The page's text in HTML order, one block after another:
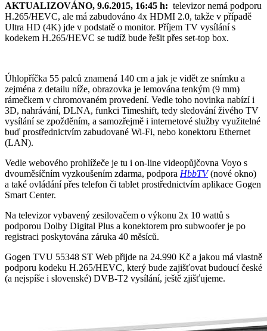
AKTUALIZOVÁNO, 9.6.2015, 16:45 h: televizor nemá podporu
H.265/HEVC, ale má zabudováno 4x HDMI 2.0, takže v případě
Ultra HD (4K) jde v podstatě o monitor. Příjem TV vysílání s
kodekem H.265/HEVC se tudíž bude řešit přes set-top box.
Úhlopříčka 55 palců znamená 140 cm a jak je vidět ze snímku a
zejména z detailu níže, obrazovka je lemována tenkým (9 mm)
rámečkem v chromovaném provedení. Vedle toho novinka nabízí i
3D, nahrávání, DLNA, funkci Timeshift, tedy sledování živého TV
vysílání se zpožděním, a samozřejmě i internetové služby využitelné
buď prostřednictvím zabudované Wi-Fi, nebo konektoru Ethernet
(LAN).
Vedle webového prohlížeče je tu i on-line videopůjčovna Voyo s
dvouměsíčním vyzkoušením zdarma, podpora HbbTV(nové okno)
a také ovládání přes telefon či tablet prostřednictvím aplikace Gogen
Smart Center.
Na televizor vybavený zesilovačem o výkonu 2x 10 wattů s
podporou Dolby Digital Plus a konektorem pro subwoofer je po
registraci poskytována záruka 40 měsíců.
Gogen TVU 55348 ST Web přijde na 24.990 Kč a jakou má vlastně
podporu kodeku H.265/HEVC, který bude zajišťovat budoucí české
(a nejspíše i slovenské) DVB-T2 vysílání, ještě zjišťujeme.